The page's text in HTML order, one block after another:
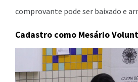
comprovante pode ser baixado e
Cadastro como Mesário